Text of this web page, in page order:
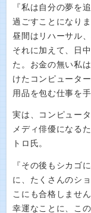
『私は自分の夢を
過ごすことになり
昼間はリハーサル
それに加えて、日
た。お金の無い私
けたコンピュータ
用品を包む仕事を
実は、コンピュー
メディ俳優になる
トロ氏。
『その後もシカゴ
に、たくさんのシ
こにも合格しません
幸運なことに、こ